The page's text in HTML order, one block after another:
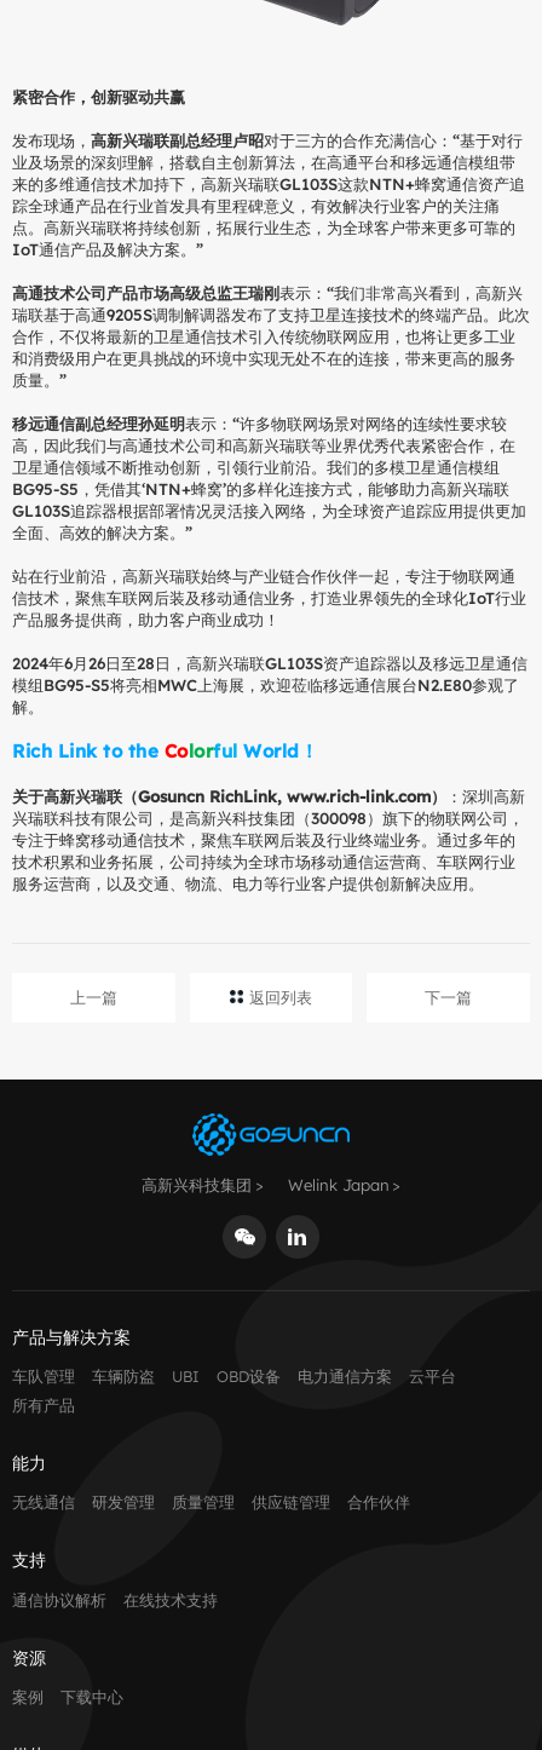
紧密合作，创新驱动共赢
发布现场， 高新兴瑞联副总经理卢昭对于三方的合作充满信心：“基于对行
业及场景的深刻理解，搭载自主创新算法，在高通平台和移远通信模组带
来的多维通信技术加持下，高新兴瑞联GL103S这款NTN+蜂窝通信资产追
踪全球通产品在行业首发具有里程碑意义，有效解决行业客户的关注痛
点。高新兴瑞联将持续创新，拓展行业生态，为全球客户带来更多可靠的
IoT通信产品及解决方案。”
高通技术公司产品市场高级总监王瑞刚表示：“我们非常高兴看到，高新兴
瑞联基于高通9205S调制解调器发布了支持卫星连接技术的终端产品。此次
合作，不仅将最新的卫星通信技术引入传统物联网应用，也将让更多工业
和消费级用户在更具挑战的环境中实现无处不在的连接，带来更高的服务
质量。”
移远通信副总经理孙延明表示：“许多物联网场景对网络的连续性要求较
高，因此我们与高通技术公司和高新兴瑞联等业界优秀代表紧密合作，在
卫星通信领域不断推动创新，引领行业前沿。我们的多模卫星通信模组
BG95-S5，凭借其‘NTN+蜂窝’的多样化连接方式，能够助力高新兴瑞联
GL103S追踪器根据部署情况灵活接入网络，为全球资产追踪应用提供更加
全面、高效的解决方案。”
站在行业前沿，高新兴瑞联始终与产业链合作伙伴一起，专注于物联网通
信技术，聚焦车联网后装及移动通信业务，打造业界领先的全球化IoT行业
产品服务提供商，助力客户商业成功！
2024年6月26日至28日，高新兴瑞联GL103S资产追踪器以及移远卫星通信
模组BG95-S5将亮相MWC上海展，欢迎莅临移远通信展台N2.E80参观了
解。
Rich Link to the Colorful World！
关于高新兴瑞联（Gosuncn RichLink, www.rich-link.com）
：深圳高新
兴瑞联科技有限公司，是高新兴科技集团（300098）旗下的物联网公司，
专注于蜂窝移动通信技术，聚焦车联网后装及行业终端业务。通过多年的
技术积累和业务拓展，公司持续为全球市场移动通信运营商、车联网行业
服务运营商，以及交通、物流、电力等行业客户提供创新解决应用。
上一篇 返回列表 下一篇
高新兴科技集团 Welink Japan
产品与解决方案
车队管理 车辆防盗 UBI OBD设备 电力通信方案
云平台
所有产品
能力
无线通信 研发管理 质量管理 供应链管理 合作伙伴
支持
通信协议解析 在线技术支持
资源
案例 下载中心